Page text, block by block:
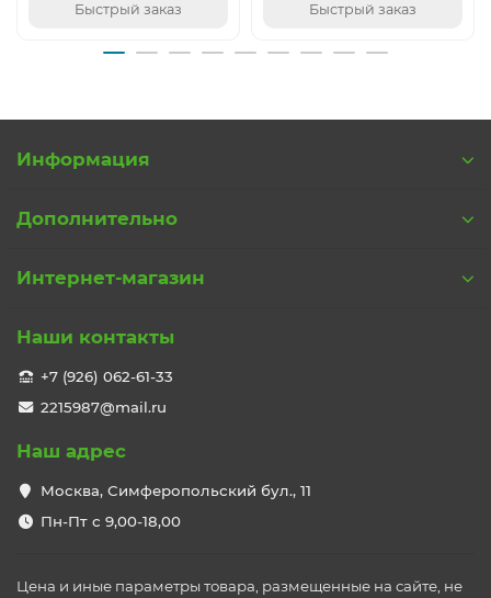
Быстрый заказ Быстрый заказ
Информация
Дополнительно
Интернет-магазин
Наши контакты
+7 (926) 062-61-33
2215987@mail.ru
Наш адрес
Москва, Симферопольский бул., 11
Пн-Пт с 9,00-18,00
Цена и иные параметры товара, размещенные на сайте, не